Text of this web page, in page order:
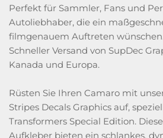
Perfekt für Sammler, Fans und
Autoliebhaber, die ein
filmgenauem Auftreten
Schneller Versand von SupDec
Kanada und Europa.
Rüsten Sie Ihren Camaro mit
Stripes Decals Graphics auf,
Transformers Special Edition.
Aufkleber bieten ein schlankes,